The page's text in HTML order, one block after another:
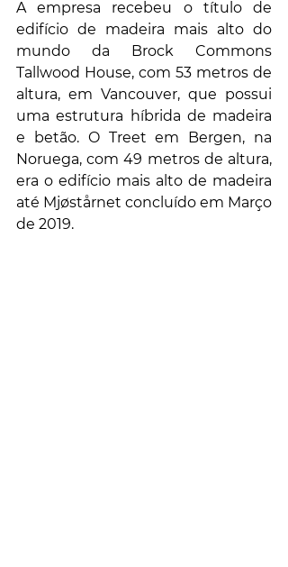
A empresa recebeu o título de
edifício de madeira mais alto do
mundo da Brock Commons
Tallwood House, com 53 metros de
altura, em Vancouver, que possui
uma estrutura híbrida de madeira
e betão. O Treet em Bergen, na
Noruega, com 49 metros de altura,
era o edifício mais alto de madeira
até Mjøstårnet concluído em Março
de 2019.